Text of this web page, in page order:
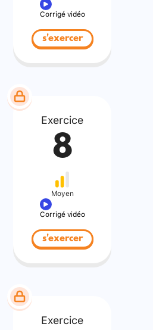
Corrigé vidéo
s'exercer
Exercice
8
Moyen
Corrigé vidéo
s'exercer
Exercice